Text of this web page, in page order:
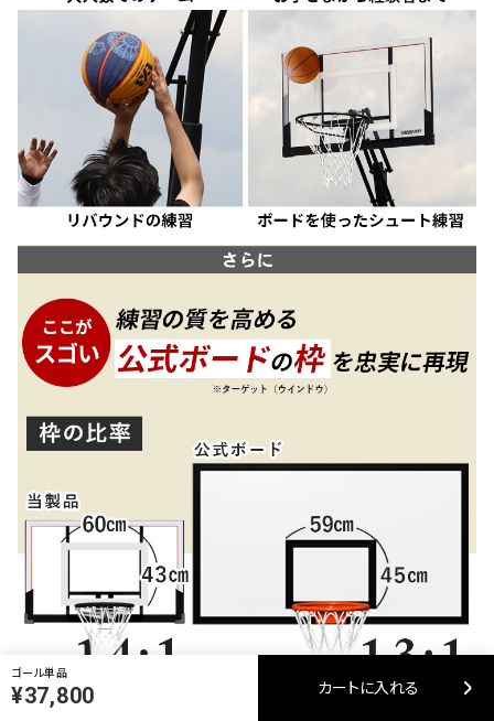
ゴール単品
¥37,800 カートに入れる